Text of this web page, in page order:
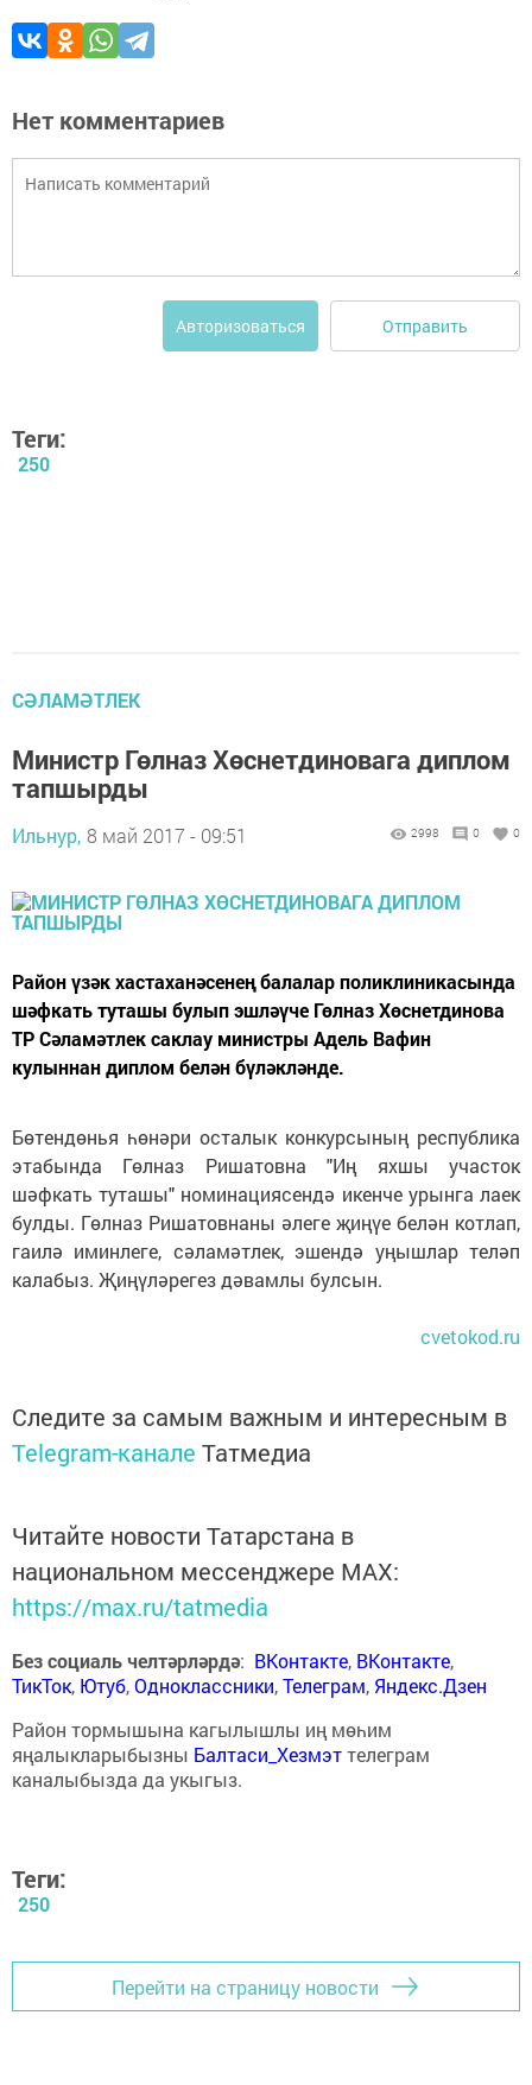
Нет комментариев
Авторизоваться Отправить
Теги:
250
СӘЛАМӘТЛЕК
Министр Гөлназ Хөснетдиновага диплом
тапшырды
Ильнур, 8 май 2017 - 09:51 2998 0 0
Район үзәк хастаханәсенең балалар поликлиникасында
шәфкать туташы булып эшләүче Гөлназ Хөснетдинова
ТР Сәламәтлек саклау министры Адель Вафин
кулыннан диплом белән бүләкләнде.
Бөтендөнья һөнәри осталык конкурсының республика
этабында Гөлназ Ришатовна "Иң яхшы участок
шәфкать туташы" номинациясендә икенче урынга лаек
булды. Гөлназ Ришатовнаны әлеге җиңүе белән котлап,
гаилә иминлеге, сәламәтлек, эшендә уңышлар теләп
калабыз. Җиңүләрегез дәвамлы булсын.
cvetokod.ru
Следите за самым важным и интересным в
Telegram-канале Татмедиа
Читайте новости Татарстана в
национальном мессенджере MАХ:
https://max.ru/tatmedia
Без социаль челтәрләрдә: ВКонтакте, ВКонтакте,
ТикТок, Ютуб,Одноклассники,Телеграм, Яндекс.Дзен
Район тормышына кагылышлы иң мөһим
яңалыкларыбызны Балтаси_Хезмэттелеграм
каналыбызда да укыгыз.
Теги:
250
Перейти на страницу новости